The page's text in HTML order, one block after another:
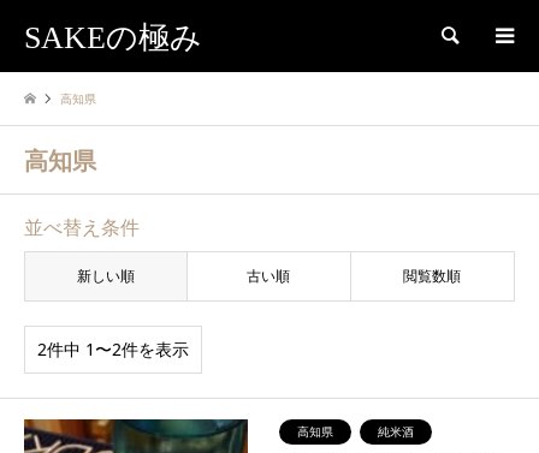
SAKEの極み 検索
高知県
高知県
並べ替え条件
新しい順 古い順 閲覧数順
2件中 1〜2件を表示
高知県 純米酒